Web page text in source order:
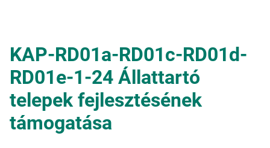
KAP-RD01a-RD01c-RD01d-
RD01e-1-24 Állattartó
telepek fejlesztésének
támogatása